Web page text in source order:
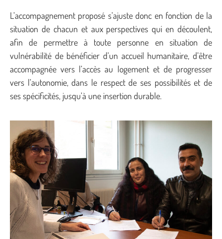
L’accompagnement proposé s’ajuste donc en fonction de la
situation de chacun et aux perspectives qui en découlent,
afin de permettre à toute personne en situation de
vulnérabilité de bénéficier d’un accueil humanitaire, d’être
accompagnée vers l’accès au logement et de progresser
vers l’autonomie, dans le respect de ses possibilités et de
ses spécificités, jusqu’à une insertion durable.